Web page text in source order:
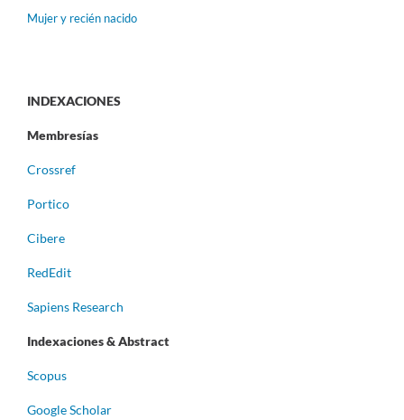
Mujer y recién nacido
INDEXACIONES
Membresías
Crossref
Portico
Cibere
RedEdit
Sapiens Research
Indexaciones & Abstract
Scopus
Google Scholar